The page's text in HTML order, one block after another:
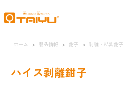
ホーム > 製品情報 > 鉗子 > 剥離・結紮鉗子
ハイス剥離鉗子